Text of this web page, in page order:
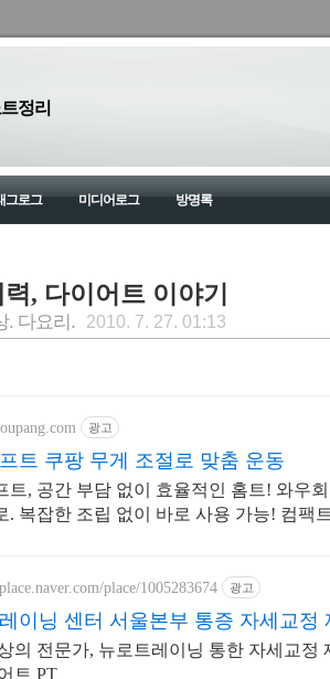
정리
그로그 미디어로그 방명록
, 다이어트 이야기
. 다요리. 2010. 7. 27. 01:13
광고
트 쿠팡 무게 조절로 맞춤 운동
트, 공간 부담 없이 효율적인 홈트! 와우
. 복잡한 조립 없이 바로 사용 가능! 컴팩
place/1005283674 광고
이닝 센터 서울본부 통증 자세교정
의 전문가, 뉴로트레이닝 통한 자세교정
트 PT